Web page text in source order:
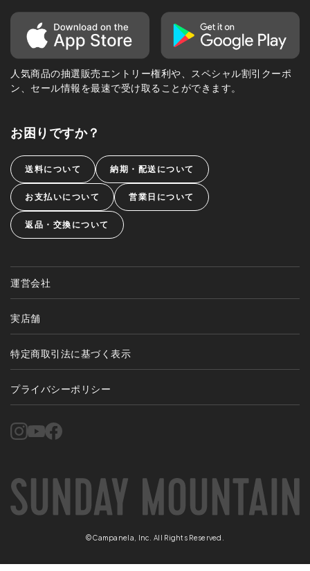
人気商品の抽選販売エントリー権利や、スペシャル割引クーポ
ン、セール情報を最速で受け取ることができます。
お困りですか？
送料について 納期・配送について
お支払いについて 営業日について
返品・交換について
運営会社
実店舗
特定商取引法に基づく表示
プライバシーポリシー
©Campanela, Inc. All Rights Reserved.